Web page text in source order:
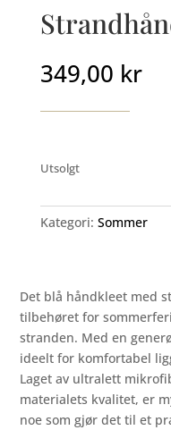
349,00 kr
Utsolgt
Kategori: Sommer
Det blå håndkleet med
tilbehøret for
stranden. Med en
ideelt for komfortabel
Laget av ultralett
materialets kvalitet, er
noe som gjør det til et